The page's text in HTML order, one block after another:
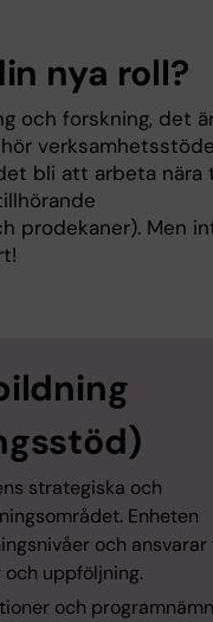
nya roll?
och forskning, det
bli att arbeta nära
prodekaner). Men
strategiska och
Enheten
och ansvarar
uppföljning.
och